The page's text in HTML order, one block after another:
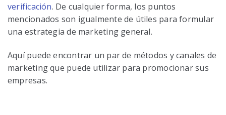
verificación. De cualquier forma, los puntos
mencionados son igualmente de útiles para formular
una estrategia de marketing general.
Aquí puede encontrar un par de métodos y canales de
marketing que puede utilizar para promocionar sus
empresas.